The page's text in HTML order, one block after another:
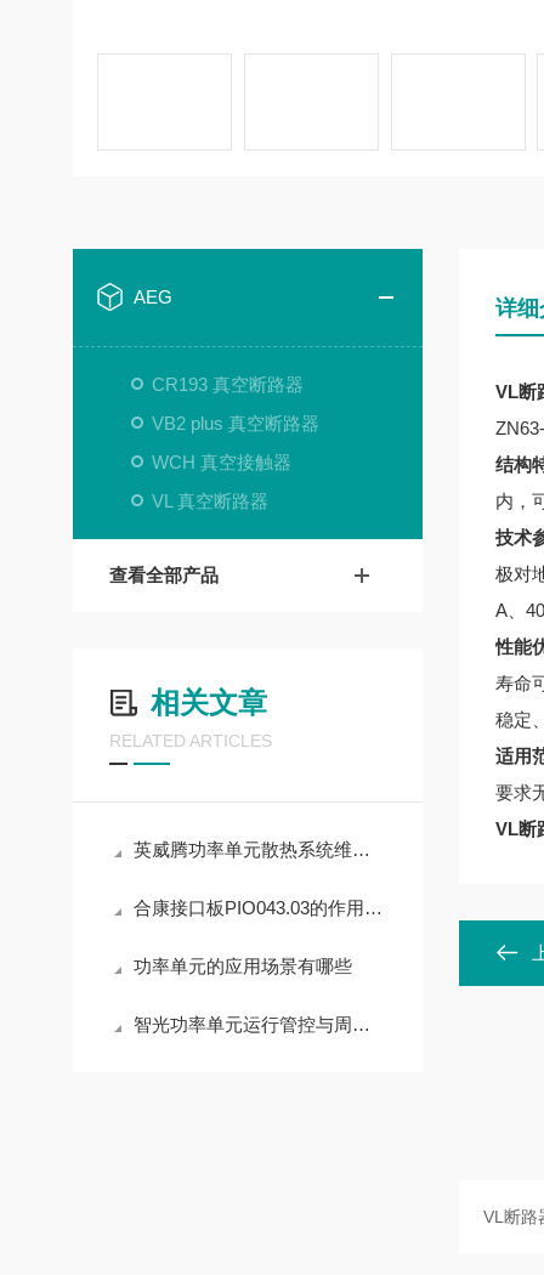
AEG
CR193 真空断路器
VB2 plus 真空断路器
WCH 真空接触器
VL 真空断路器
查看全部产品
相关文章
RELATED ARTICLES
英威腾功率单元散热系统维护要点
合康接口板PIO043.03的作用及硬件架构原理
功率单元的应用场景有哪些
智光功率单元运行管控与周期养护实操解析
详细
VL断
结构
内，
技术
极对
A、
性能
寿命
稳定
适用
要求
VL断